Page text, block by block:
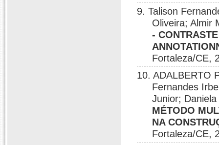
9. Talison
Oliveira; Almir
-
Fortaleza/CE,
10. ADALBERTO
Fernandes
Junior;
MÉTODO
NA
Fortaleza/CE,